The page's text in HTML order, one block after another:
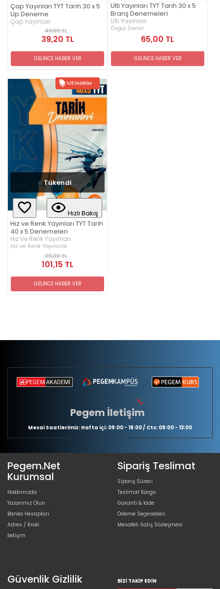
Çap Yayınları TYT Tarih 30 x 5
Up Deneme
Çap Yayınları
49,00 TL
39,20 TL
GELİNCE HABER VER
Ulti Yayınları TYT Tarih 30 x 5
Branş Denemeleri
Ulti Yayınları
Özgür Demir
65,00 TL
GELİNCE HABER VER
%15 İNDIRIM
Tükendi
Hızlı Bakış
Hız ve Renk Yayınları TYT Tarih
40 x 5 Denemeleri
Hız Ve Renk Yayınları
Hız ve Renk Yayıncılık
119,00 TL
101,15 TL
GELİNCE HABER VER
Pegem İletişim
Mesai Saatlerimiz: Hafta içi: 09:00 - 18:00 / Cts: 09:00 - 13:00
Pegem.Net
Kurumsal
Hakkımızda
Yazarımız Olun
Banka Hesapları
Adres / Kroki
İletişim
Sipariş Teslimat
Sipariş Süreci
Teslimat Kargo
Garanti & İade
Ödeme Seçenekleri
Mesafeli Satış Sözleşmesi
Güvenlik Gizlilik BIZI TAKIP EDIN